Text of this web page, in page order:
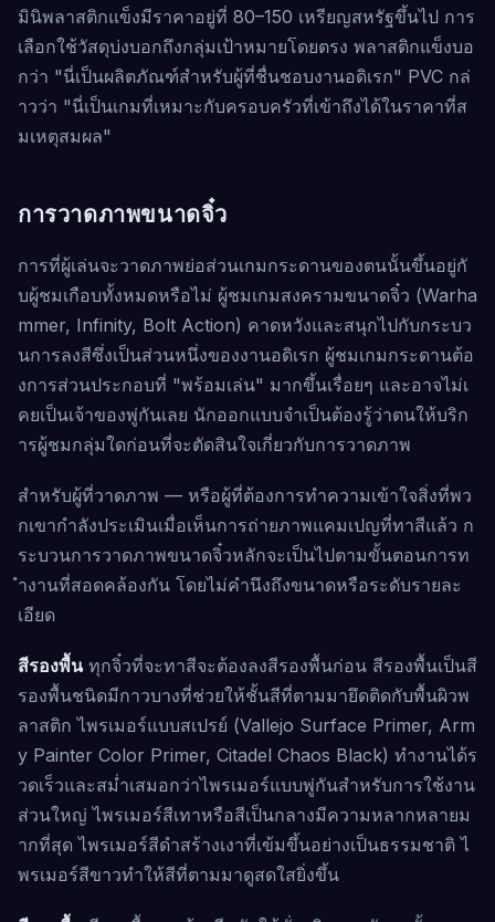
มินิพลาสติกแข็งมีราคาอยู่ที่ 80–150 เหรียญสหรัฐขึ้นไป การ
เลือกใช้วัสดุบ่งบอกถึงกลุ่มเป้าหมายโดยตรง พลาสติกแข็งบอ
กว่า "นี่เป็นผลิตภัณฑ์สำหรับผู้ที่ชื่นชอบงานอดิเรก" PVC กล่
าวว่า "นี่เป็นเกมที่เหมาะกับครอบครัวที่เข้าถึงได้ในราคาที่ส
มเหตุสมผล"
การวาดภาพขนาดจิ๋ว
การที่ผู้เล่นจะวาดภาพย่อส่วนเกมกระดานของตนนั้นขึ้นอยู่กั
บผู้ชมเกือบทั้งหมดหรือไม่ ผู้ชมเกมสงครามขนาดจิ๋ว (Warha
mmer, Infinity, Bolt Action) คาดหวังและสนุกไปกับกระบว
นการลงสีซึ่งเป็นส่วนหนึ่งของงานอดิเรก ผู้ชมเกมกระดานต้อ
งการส่วนประกอบที่ "พร้อมเล่น" มากขึ้นเรื่อยๆ และอาจไม่เ
คยเป็นเจ้าของพู่กันเลย นักออกแบบจำเป็นต้องรู้ว่าตนให้บริก
ารผู้ชมกลุ่มใดก่อนที่จะตัดสินใจเกี่ยวกับการวาดภาพ
สำหรับผู้ที่วาดภาพ — หรือผู้ที่ต้องการทำความเข้าใจสิ่งที่พว
กเขากำลังประเมินเมื่อเห็นการถ่ายภาพแคมเปญที่ทาสีแล้ว ก
ระบวนการวาดภาพขนาดจิ๋วหลักจะเป็นไปตามขั้นตอนการท
ำงานที่สอดคล้องกัน โดยไม่คำนึงถึงขนาดหรือระดับรายละ
เอียด
สีรองพื้นทุกจิ๋วที่จะทาสีจะต้องลงสีรองพื้นก่อน สีรองพื้นเป็นสี
รองพื้นชนิดมีกาวบางที่ช่วยให้ชั้นสีที่ตามมายึดติดกับพื้นผิวพ
ลาสติก ไพรเมอร์แบบสเปรย์ (Vallejo Surface Primer, Arm
y Painter Color Primer, Citadel Chaos Black) ทำงานได้ร
วดเร็วและสม่ำเสมอกว่าไพรเมอร์แบบพู่กันสำหรับการใช้งาน
ส่วนใหญ่ ไพรเมอร์สีเทาหรือสีเป็นกลางมีความหลากหลายม
ากที่สุด ไพรเมอร์สีดำสร้างเงาที่เข้มขึ้นอย่างเป็นธรรมชาติ ไ
พรเมอร์สีขาวทำให้สีที่ตามมาดูสดใสยิ่งขึ้น